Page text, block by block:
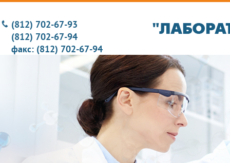
(812) 702-67-93
(812) 702-67-94
факс: (812) 702-67-94